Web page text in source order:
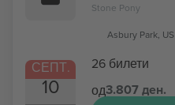
СЕПТ.
10
Stone Pony
Asbury Park, US
26 билети
од3.807 ден.